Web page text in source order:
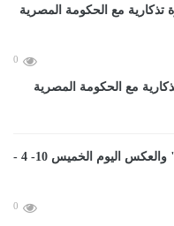
0
مع الحكومة المصرية
0